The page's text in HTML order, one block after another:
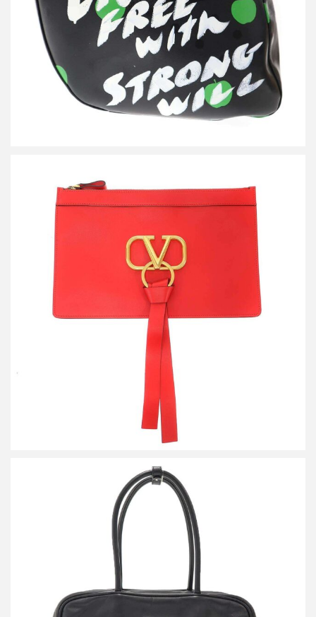
詳しく見る
ヴァレンティノ Vリングフラット レザークラッチバッグ
RW0P0269WUU
買取金額14,400円
詳しく見る
ミュウミュウ BEAU レザー ボー バッグ
買取金額144,000円